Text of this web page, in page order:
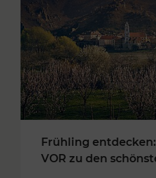
Frühling
VOR zu den